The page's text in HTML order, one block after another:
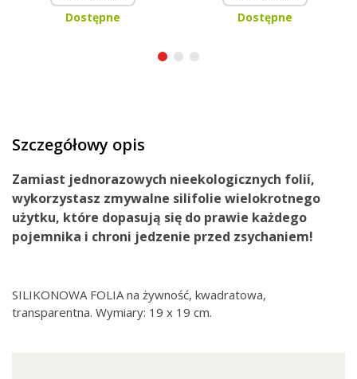
Dostępne
Dostępne
Szczegółowy opis
Zamiast jednorazowych nieekologicznych folií,
wykorzystasz zmywalne silifolie wielokrotnego
użytku, które dopasują się do prawie każdego
pojemnika i chroni jedzenie przed zsychaniem!
SILIKONOWA FOLIA na żywność, kwadratowa,
transparentna. Wymiary: 19 x 19 cm.